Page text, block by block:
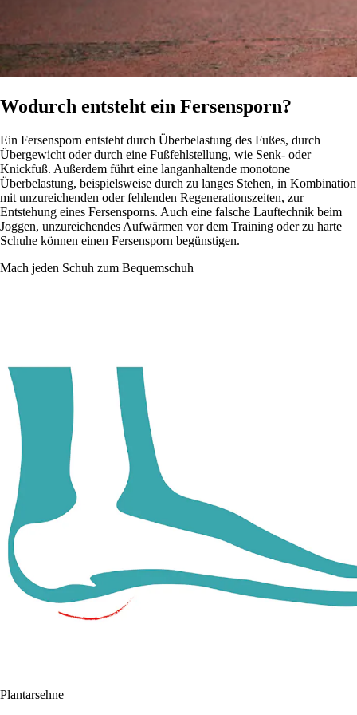
Wodurch entsteht ein Fersensporn?
Ein Fersensporn entsteht durch Überbelastung des Fußes, durch
Übergewicht oder durch eine Fußfehlstellung, wie Senk- oder
Knickfuß. Außerdem führt eine langanhaltende monotone
Überbelastung, beispielsweise durch zu langes Stehen, in Kombination
mit unzureichenden oder fehlenden Regenerationszeiten, zur
Entstehung eines Fersensporns. Auch eine falsche Lauftechnik beim
Joggen, unzureichendes Aufwärmen vor dem Training oder zu harte
Schuhe können einen Fersensporn begünstigen.
Mach jeden Schuh zum Bequemschuh
Plantarsehne